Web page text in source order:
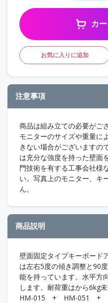
カ
お気に入りに追加
注意事項
商品は組み立ての必要がご
モニターのサイズや重量に
きない場合がございますの
は充分な強度を持った壁面
門技術を有する工事会社様
い。写真上のモニター、キ
ん。
商品説明
壁面固定タイプキーボード
は左右5度の傾き調整と90
能を持っています。水平方
します。耐荷重はから6kg
HM-015 + HM-051 +